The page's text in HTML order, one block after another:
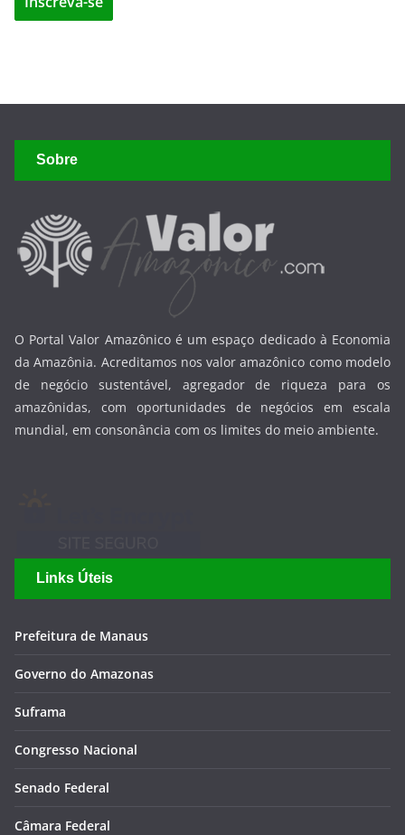
Sobre
O Portal Valor Amazônico é um espaço dedicado à Economia
da Amazônia. Acreditamos nos valor amazônico como modelo
de negócio sustentável, agregador de riqueza para os
amazônidas, com oportunidades de negócios em escala
mundial, em consonância com os limites do meio ambiente.
Links Úteis
Prefeitura de Manaus
Governo do Amazonas
Suframa
Congresso Nacional
Senado Federal
Câmara Federal